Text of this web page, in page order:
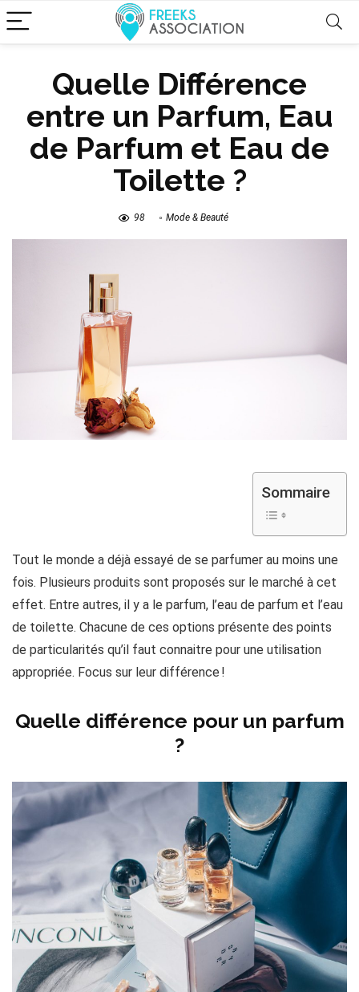
Quelle Différence
entre un Parfum, Eau
de Parfum et Eau de
Toilette ?
98 Mode & Beauté
Sommaire
Tout le monde a déjà essayé de se parfumer au moins une
fois. Plusieurs produits sont proposés sur le marché à cet
effet. Entre autres, il y a le parfum, l’eau de parfum et l’eau
de toilette. Chacune de ces options présente des points
de particularités qu’il faut connaitre pour une utilisation
appropriée. Focus sur leur différence !
Quelle différence pour un parfum
?